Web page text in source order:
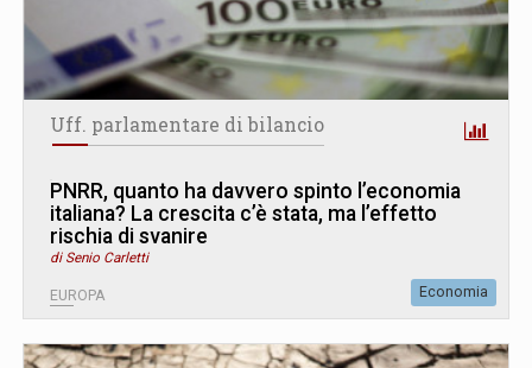
Uff. parlamentare di bilancio
PNRR, quanto ha davvero spinto l’economia
italiana? La crescita c’è stata, ma l’effetto
rischia di svanire
di Senio Carletti
EUROPA Economia